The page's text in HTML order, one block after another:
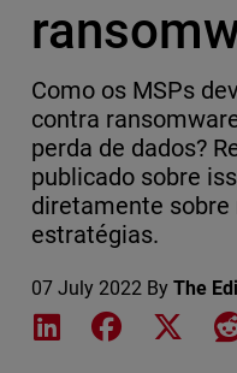
Como os MSPs
contra
perda de dados?
publicado sobre
diretamente
estratégias.
07 July 2022 By The
Share on LinkedIn
Share on